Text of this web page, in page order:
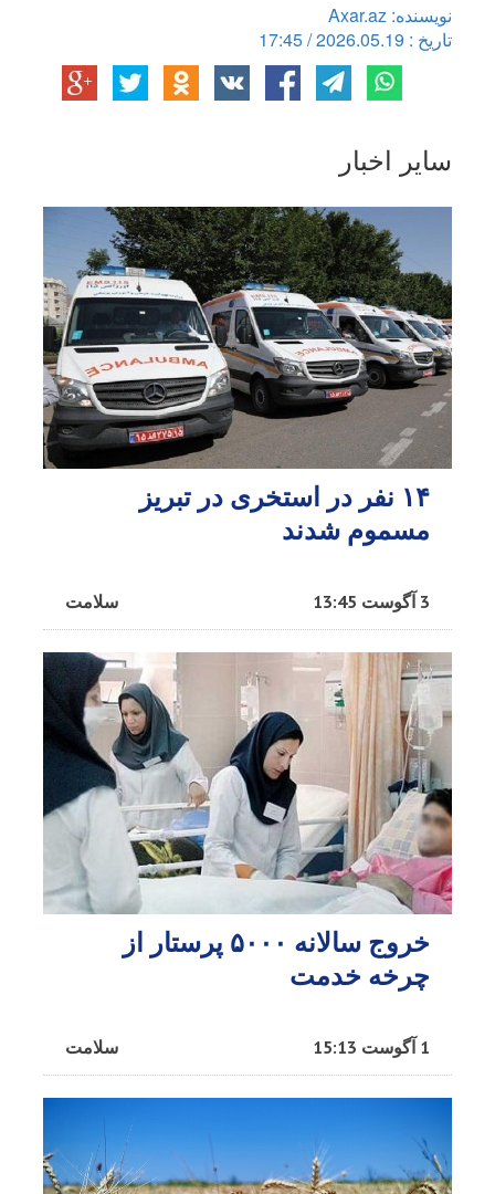
نویسنده: Axar.az
تاریخ : 2026.05.19 / 17:45
سایر اخبار
۱۴ نفر در استخری در تبریز
مسموم شدند
سلامت 3 آگوست 13:45
خروج سالانه ۵۰۰۰ پرستار از
چرخه خدمت
سلامت 1 آگوست 15:13